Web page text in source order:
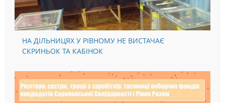
НА ДІЛЬНИЦЯХ У РІВНОМУ НЕ ВИСТАЧАЄ
СКРИНЬОК ТА КАБІНОК